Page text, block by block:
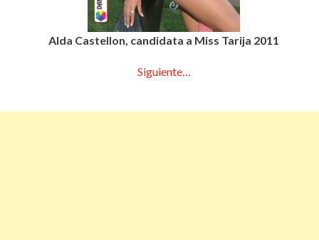
Alda Castellon, candidata a Miss Tarija 2011
Siguiente…